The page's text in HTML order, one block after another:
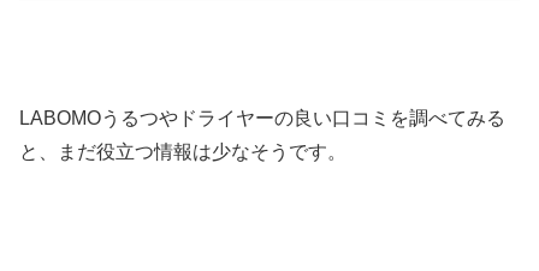
LABOMOうるつやドライヤーの良い口コミを調べてみる
と、まだ役立つ情報は少なそうです。